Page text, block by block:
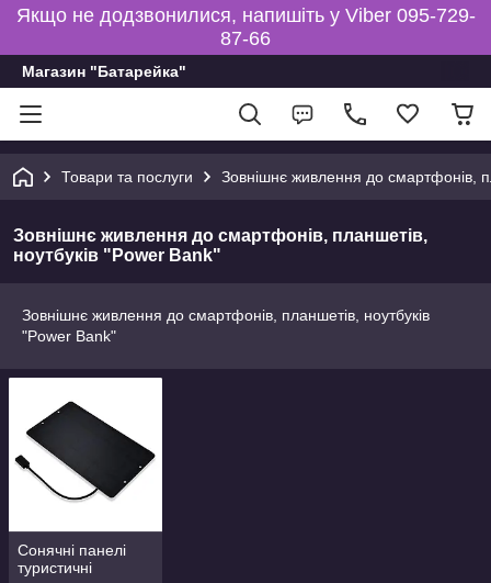
Якщо не додзвонилися, напишіть у Viber 095-729-
87-66
Магазин "Батарейка"
Товари та послуги Зовнішнє живлення до смартфонів,
Зовнішнє живлення до смартфонів, планшетів,
ноутбуків "Power Bank"
Зовнішнє живлення до смартфонів, планшетів, ноутбуків
"Power Bank"
Сонячні панелі
туристичні